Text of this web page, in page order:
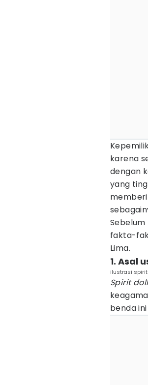
karena
dengan
yang
fakta-
Lima.
1. Asal
ilustrasi spirit
Spirit doll
benda